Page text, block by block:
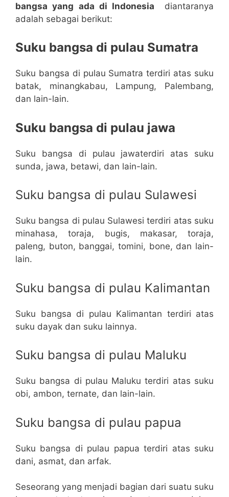
bangsa yang ada di Indonesia
diantaranya
adalah sebagai berikut:
Suku bangsa di pulau Sumatra
Suku bangsa di pulau Sumatra terdiri atas suku
batak, minangkabau, Lampung, Palembang,
dan lain-lain.
Suku bangsa di pulau jawa
Suku bangsa di pulau jawaterdiri atas suku
sunda, jawa, betawi, dan lain-lain.
Suku bangsa di pulau Sulawesi
Suku bangsa di pulau Sulawesi terdiri atas suku
minahasa, toraja, bugis, makasar, toraja,
paleng, buton, banggai, tomini, bone, dan lain-
lain.
Suku bangsa di pulau Kalimantan
Suku bangsa di pulau Kalimantan terdiri atas
suku dayak dan suku lainnya.
Suku bangsa di pulau Maluku
Suku bangsa di pulau Maluku terdiri atas suku
obi, ambon, ternate, dan lain-lain.
Suku bangsa di pulau papua
Suku bangsa di pulau papua terdiri atas suku
dani, asmat, dan arfak.
Seseorang yang menjadi bagian dari suatu suku